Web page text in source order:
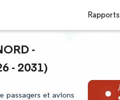
Rapports
-
- 2031)
passagers et avions